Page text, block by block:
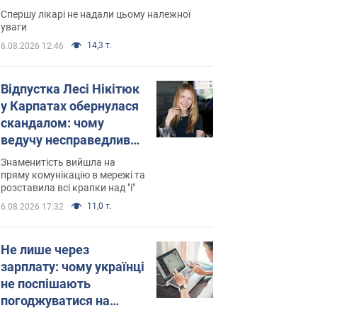
"агресивний" рак
Спершу лікарі не надали цьому належної
уваги
6.08.2026 12:46 14,3 т.
Відпустка Лесі Нікітюк
у Карпатах обернулася
скандалом: чому
ведучу несправедливо
захейтили
Знаменитість вийшла на
пряму комунікацію в мережі та
розставила всі крапки над "і"
6.08.2026 17:32 11,0 т.
Не лише через
зарплату: чому українці
не поспішають
погоджуватися на